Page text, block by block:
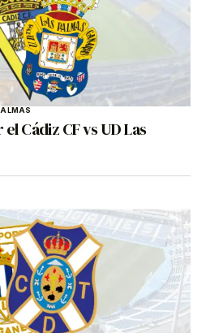
Cádiz CF vs UD Las